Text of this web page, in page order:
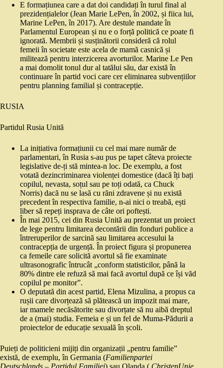
E formațiunea care a dat doi candidați în turul final al
prezidențialelor (Jean Marie LePen, în 2002, și fiica lui,
Marine LePen, în 2017). Are destule mandate în
Parlamentul European și nu e o forță politică ce poate fi
ignorată. Membrii și susținătorii consideră că rolul
femeii în societate este acela de mamă casnică și
militează pentru interzicerea avorturilor. Marine Le Pen
a mai domolit tonul dur al tatălui său, dar există în
continuare în partid voci care cer eliminarea subvențiilor
pentru planning familial și contracepție.
RUSIA
Partidul Rusia Unită
La inițiativa formațiunii cu cel mai mare număr de
parlamentari, în Rusia s-au pus pe tapet câteva proiecte
legislative de-ți stă mintea-n loc. De exemplu, a fost
votată dezincriminarea violenței domestice (dacă îți bați
copilul, nevasta, soțul sau pe toți odată, ca Chuck
Norris) dacă nu se lasă cu răni zdravene și nu există
precedent în respectiva familie, n-ai nici o treabă, ești
liber să repeți insprava de câte ori poftești.
În mai 2015, cei din Rusia Unită au prezentat un proiect
de lege pentru limitarea decontării din fonduri publice a
întreruperilor de sarcină sau limitarea accesului la
contracepția de urgență. În proiect figura și propunerea
ca femeile care solicită avortul să fie examinate
ultrasonografic întrucât „conform statisticilor, până la
80% dintre ele refuză să mai facă avortul după ce își văd
copilul pe monitor”.
O deputată din acest partid, Elena Mizulina, a propus ca
rușii care divorțează să plătească un impozit mai mare,
iar mamele necăsătorite sau divorțate să nu aibă dreptul
de a (mai) studia. Femeia e și un fel de Muma-Pădurii a
proiectelor de educație sexuală în școli.
Puieți de politicieni mijiți din organizații „pentru familie”
există, de exemplu, în Germania (Familienpartei